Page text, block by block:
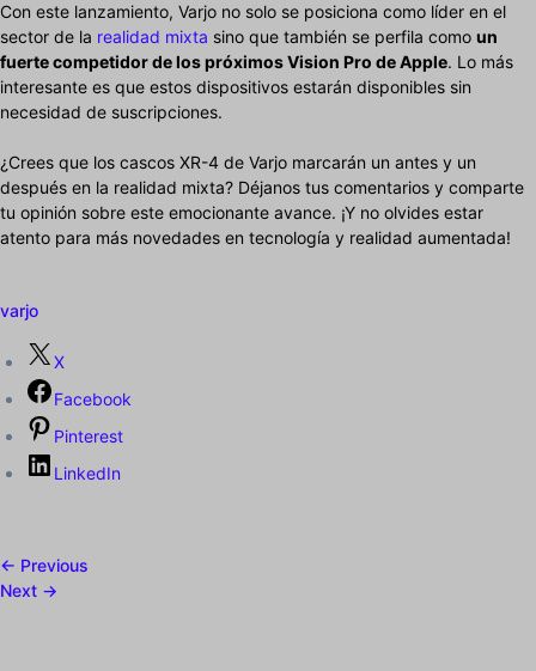
Con este lanzamiento, Varjo no solo se posiciona como líder en el
sector de la realidad mixta sino que también se perfila como un
fuerte competidor de los próximos Vision Pro de Apple. Lo más
interesante es que estos dispositivos estarán disponibles sin
necesidad de suscripciones.
¿Crees que los cascos XR-4 de Varjo marcarán un antes y un
después en la realidad mixta? Déjanos tus comentarios y comparte
tu opinión sobre este emocionante avance. ¡Y no olvides estar
atento para más novedades en tecnología y realidad aumentada!
varjo
X
Facebook
Pinterest
LinkedIn
← Previous
Next →